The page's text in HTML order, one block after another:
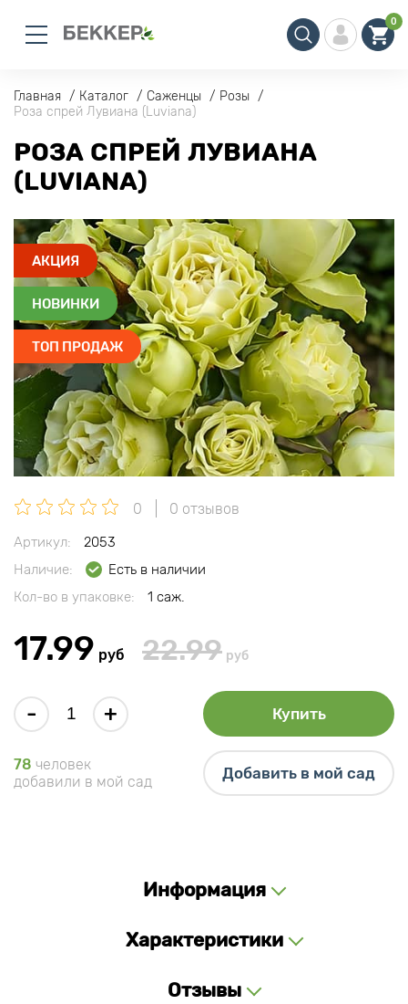
0
Главная Каталог Саженцы
Розы
Роза спрей Лувиана (Luviana)
РОЗА СПРЕЙ ЛУВИАНА
(LUVIANA)
АКЦИЯ
НОВИНКИ
ТОП ПРОДАЖ
0 0 отзывов
Артикул:
2053
Наличие:
Есть в наличии
Кол-во в упаковке:
1 саж.
17.99 руб 22.99 руб
- + Купить
78 человек
добавили в мой сад
Добавить в мой сад
Информация
Характеристики
Отзывы